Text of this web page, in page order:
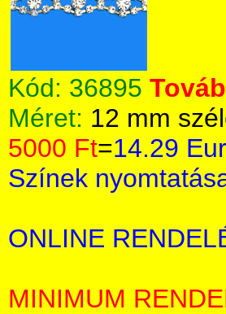
Kód: 36895
Méret: 12 mm
5000 Ft=14.29
Színek
ONLINE
MINIMUM